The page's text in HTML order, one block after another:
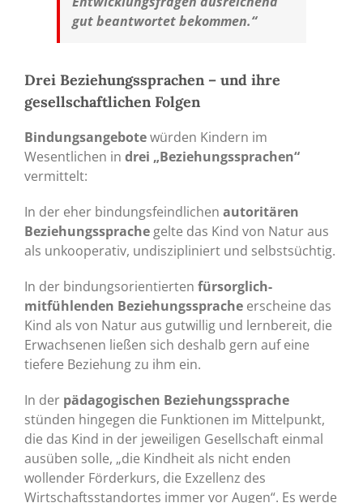
gut beantwortet bekommen.“
Drei Beziehungssprachen – und ihre
gesellschaftlichen Folgen
Bindungsangebotewürden Kindern im
Wesentlichen in drei „Beziehungssprachen“
vermittelt:
In der eher bindungsfeindlichen autoritären
Beziehungssprache gelte das Kind von Natur aus
als unkooperativ, undiszipliniert und selbstsüchtig.
In der bindungsorientierten fürsorglich-
mitfühlenden Beziehungssprache erscheine das
Kind als von Natur aus gutwillig und lernbereit, die
Erwachsenen ließen sich deshalb gern auf eine
tiefere Beziehung zu ihm ein.
In der pädagogischen Beziehungssprache
stünden hingegen die Funktionen im Mittelpunkt,
die das Kind in der jeweiligen Gesellschaft einmal
ausüben solle, „die Kindheit als nicht enden
wollender Förderkurs, die Exzellenz des
Wirtschaftsstandortes immer vor Augen“. Es werde